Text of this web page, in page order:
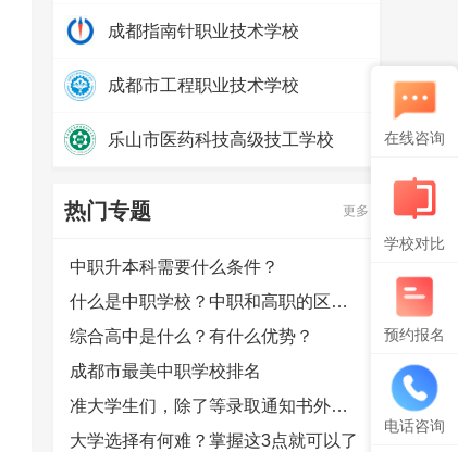
成都指南针职业技术学校
成都市工程职业技术学校
乐山市医药科技高级技工学校
热门专题 更多
中职升本科需要什么条件？
什么是中职学校？中职和高职的区别是什么？
综合高中是什么？有什么优势？
成都市最美中职学校排名
准大学生们，除了等录取通知书外，还可以提前做哪些准备？
大学选择有何难？掌握这3点就可以了
在线咨询
学校对比
预约报名
电话咨询